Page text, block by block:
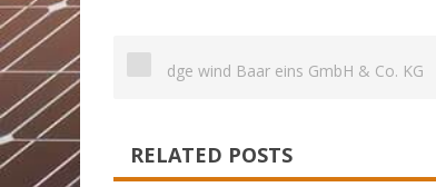
dge wind Baar eins GmbH & Co. KG
RELATED POSTS